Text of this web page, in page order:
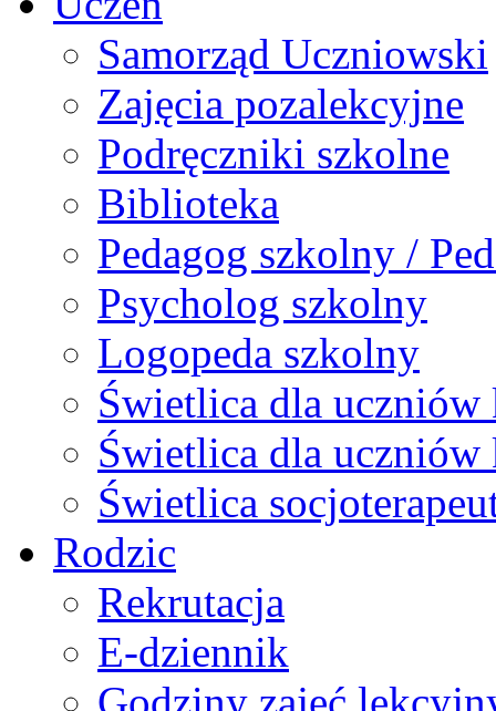
Samorząd Uczniowski
Zajęcia pozalekcyjne
Podręczniki szkolne
Biblioteka
Pedagog szkolny /
Psycholog szkolny
Logopeda szkolny
Świetlica dla uczniów
Świetlica dla
Świetlica
Rodzic
Rekrutacja
E-dziennik
Godziny zajęć